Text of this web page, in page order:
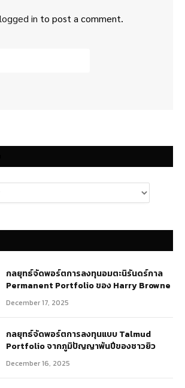
logged in to post a comment.
กลยุทธ์​จัดพอร์ตการลงทุนอมตะนิรันดร์กาล
Permanent Portfolio ของ Harry Browne
December 17, 2025
กลยุทธ์จัดพอร์ตการลงทุนแบบ Talmud
Portfolio จากภูมิปัญญาพันปีของชาวยิว
December 16, 2025